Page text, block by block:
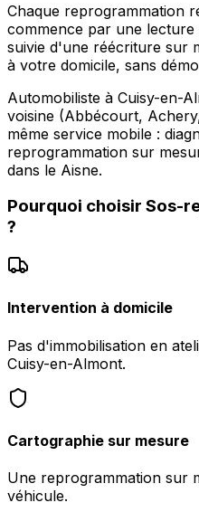
Chaque reprogrammation
commence par une
suivie d'une réécriture sur
à votre domicile, sans
Automobiliste à Cuisy-en-
voisine (Abbécourt,
même service mobile :
reprogrammation sur
dans le Aisne.
Pourquoi choisir Sos-
?
Intervention à domicile
Pas d'immobilisation en
Cuisy-en-Almont.
Cartographie sur mesure
Une reprogrammation sur
véhicule.